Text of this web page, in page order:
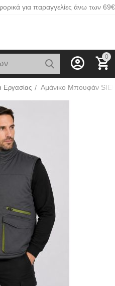
για παραγγελίες άνω των 69€
0
Εργασίας /